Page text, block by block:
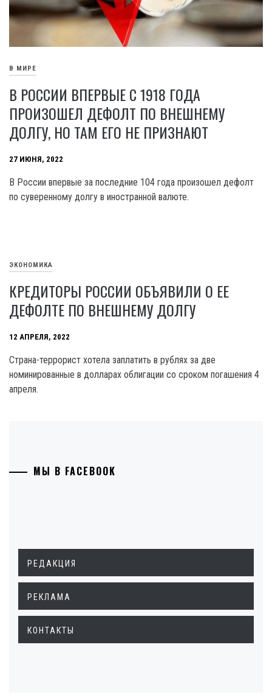
В МИРЕ
В РОССИИ ВПЕРВЫЕ С 1918 ГОДА
ПРОИЗОШЕЛ ДЕФОЛТ ПО ВНЕШНЕМУ
ДОЛГУ, НО ТАМ ЕГО НЕ ПРИЗНАЮТ
27 ИЮНЯ, 2022
В России впервые за последние 104 года произошел дефолт
по суверенному долгу в иностранной валюте.
ЭКОНОМИКА
КРЕДИТОРЫ РОССИИ ОБЪЯВИЛИ О ЕЕ
ДЕФОЛТЕ ПО ВНЕШНЕМУ ДОЛГУ
12 АПРЕЛЯ, 2022
Страна-террорист хотела заплатить в рублях за две
номинированные в долларах облигации со сроком погашения 4
апреля.
МЫ В FACEBOOK
РЕДАКЦИЯ
РЕКЛАМА
КОНТАКТЫ